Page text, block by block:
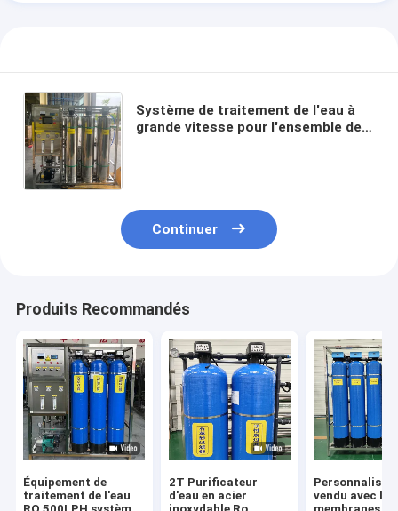
Système de traitement de l'eau à
grande vitesse pour l'ensemble de
Continuer
Produits Recommandés
Équipement de
traitement de l'eau
2T Purificateur
d'eau en acier
vendu avec les